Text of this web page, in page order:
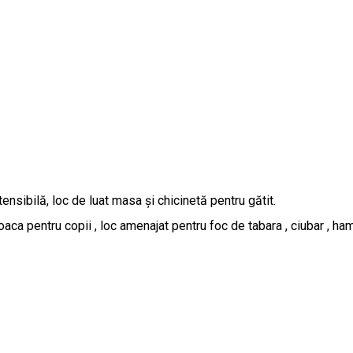
loc de luat masa și chicinetă pentru gătit.
pentru copii , loc amenajat pentru foc de tabara , ciubar ,